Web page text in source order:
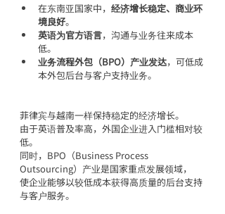
在东南亚国家中， 经济增长稳定、商业环
境良好。
英语为官方语言，沟通与业务往来成本
低。
业务流程外包（BPO）产业发达，可低成
本外包后台与客户支持业务。
菲律宾与越南一样保持稳定的经济增长。
由于英语普及率高，外国企业进入门槛相对较
低。
同时，BPO（Business Process
Outsourcing）产业是国家重点发展领域，
使企业能够以较低成本获得高质量的后台支持
与客户服务。